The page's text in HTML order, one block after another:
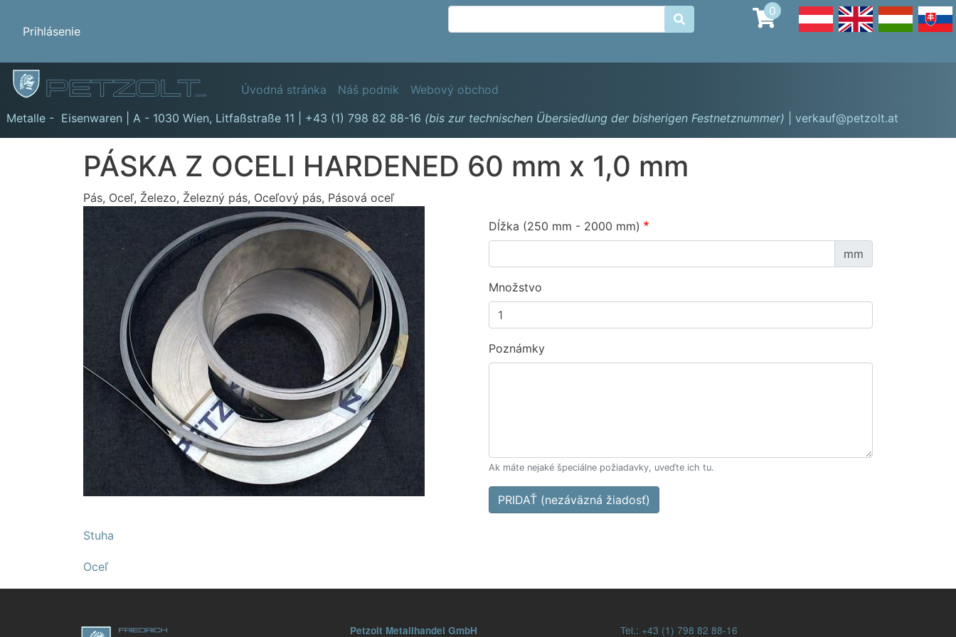
Skočiť
obsah
Benutzermenü
Prihlásenie

0
GmbH Hauptnavigation
Úvodná stránka Náš podnik
Webový obchod
Metalle - Eisenwaren | A - 1030 Wien, Litfaßstraße 11 +43 (1) 798 82 88-16 (bis zur technischen Übersiedlung der bisherigen Festnetznummer) | verkauf@petzolt.at
PÁSKA Z OCELI HARDENED 60 mm x 1,0 mm
Pás, Oceľ, Železo, Železný pás, Oceľový pás, Pásová oceľ
Dĺžka (250 mm - 2000 mm)
mm
Množstvo
Poznámky
Ak máte nejaké špeciálne požiadavky, uveďte ich tu.
PRIDAŤ (nezáväzná žiadosť)
Stuha
Oceľ
Petzolt Metallhandel GmbH Tel.: +43 (1) 798 82 88-16